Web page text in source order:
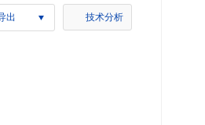
出 技术分析